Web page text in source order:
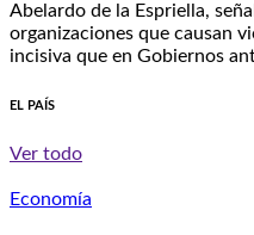
Abelardo de la Espriella,
organizaciones que causan
incisiva que en Gobiernos
EL PAÍS
Ver todo
Economía